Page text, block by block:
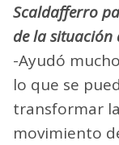
Scaldafferro
de la situación
-Ayudó
lo que se
transformar
movimiento